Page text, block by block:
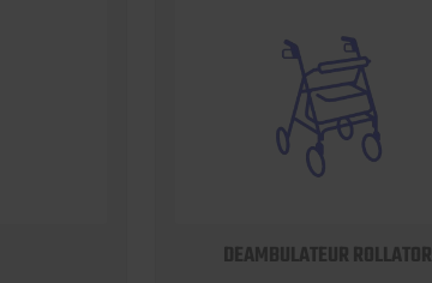
DEAMBULATEUR ROLLATOR